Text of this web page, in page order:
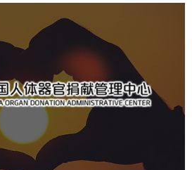
官捐献管理中心
品牌官网 网站建设